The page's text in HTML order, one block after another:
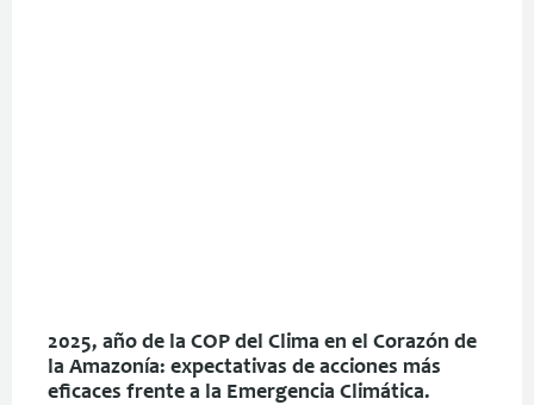
2025, año de la COP del Clima en el Corazón de
la Amazonía: expectativas de acciones más
eficaces frente a la Emergencia Climática.